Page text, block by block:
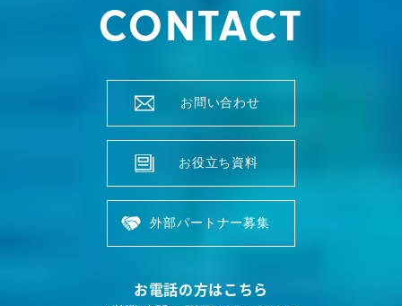
CONTACT
お問い合わせ
お役立ち資料
外部パートナー募集
お電話の方はこちら